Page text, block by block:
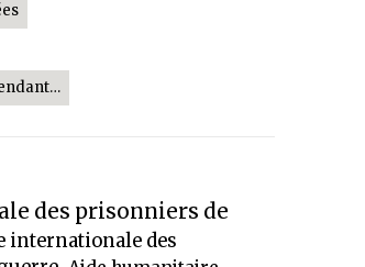
des prisonniers de
internationale des